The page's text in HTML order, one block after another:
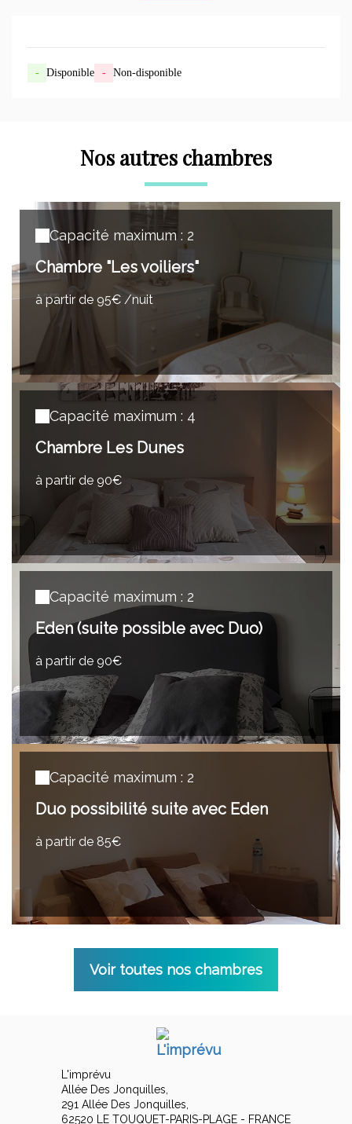
- Disponible - Non-disponible
Nos autres chambres
Capacité maximum : 2
Chambre "Les voiliers"
à partir de 95€ /nuit
Capacité maximum : 4
Chambre Les Dunes
à partir de 90€
Capacité maximum : 2
Eden (suite possible avec Duo)
à partir de 90€
Capacité maximum : 2
Duo possibilité suite avec Eden
à partir de 85€
Voir toutes nos chambres
L'imprévu
Allée Des Jonquilles,
291 Allée Des Jonquilles,
62520 LE TOUQUET-PARIS-PLAGE - FRANCE